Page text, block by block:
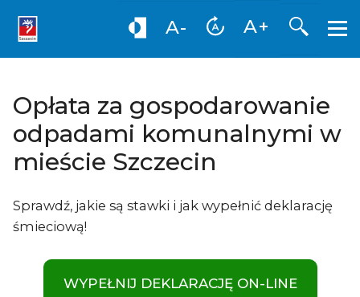
A- A+ Otwórz
Opłata za gospodarowanie
odpadami komunalnymi w
mieście Szczecin
Sprawdź, jakie są stawki i jak wypełnić deklarację
śmieciową!
WYPEŁNIJ DEKLARACJĘ ON-LINE